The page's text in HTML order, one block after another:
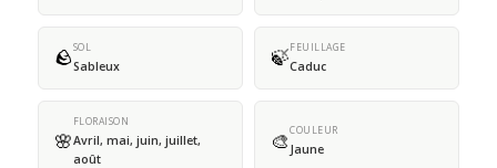
🪨SOL
Sableux 🍃FEUILLAGE
Caduc
🌸
FLORAISON
Avril, mai, juin, juillet,
août
🎨COULEUR
Jaune